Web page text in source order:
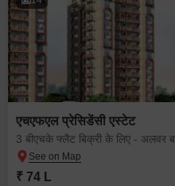
एचएफएल प्रेसिडेंसी एस्टेट
3 बीएचके फ्लैट बिक्री के लिए - अलवर
₹ 74 L